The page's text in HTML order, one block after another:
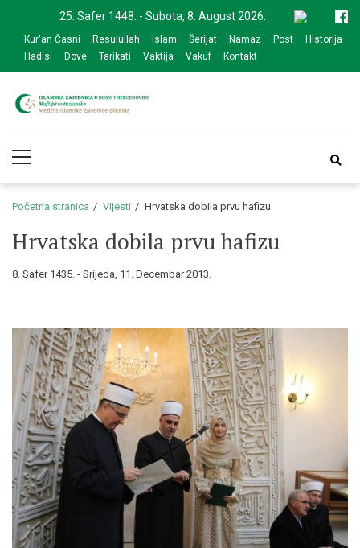
navigation
content
25. Safer 1448. - Subota, 8. August 2026.
Kur'an Časni Resulullah Islam Šerijat Namaz Post
Historija
Hadisi
Dove Tarikati Vaktija Vakuf Kontakt
zajednice Bijeljina
Menu
Početna stranica Vijesti Hrvatska dobila prvu hafizu
Hrvatska dobila prvu hafizu
8. Safer 1435. - Srijeda, 11. Decembar 2013.